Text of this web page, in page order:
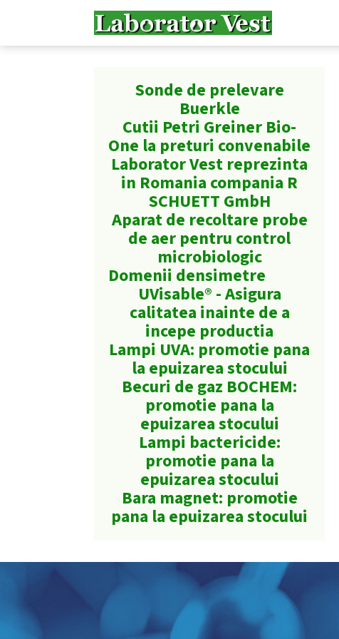
Sonde de prelevare
Buerkle
Cutii Petri Greiner Bio-
One la preturi convenabile
Laborator Vest reprezinta
in Romania compania R
SCHUETT GmbH
Aparat de recoltare probe
de aer pentru control
microbiologic
Domenii densimetre
UVisable® - Asigura
calitatea inainte de a
incepe productia
Lampi UVA: promotie pana
la epuizarea stocului
Becuri de gaz BOCHEM:
promotie pana la
epuizarea stocului
Lampi bactericide:
promotie pana la
epuizarea stocului
Bara magnet: promotie
pana la epuizarea stocului